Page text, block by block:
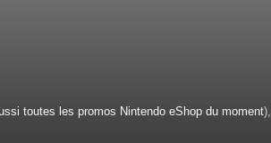
toutes les promos Nintendo eShop du moment),